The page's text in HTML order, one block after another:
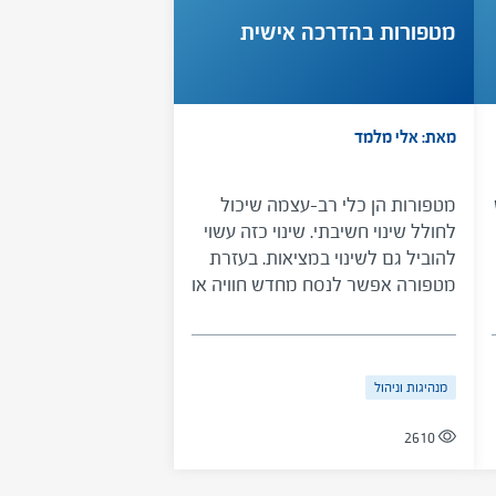
המדריך ישתמש בהבנות שרכש על
להתמודד עם הקשיים ולצמוח
מתוכם.
מטפורות בהדרכה אישית
מאת: אלי מלמד
מטפורות הן כלי רב-עצמה שיכול
לחולל שינוי חשיבתי. שינוי כזה עשוי
להוביל גם לשינוי במציאות. בעזרת
מטפורה אפשר לנסח מחדש חוויה או
אחרת. בצד הבהרה מהי חשיבה
לקוראים דרך להשתמש במטפורות
מורכבות או מציפות.
מנהיגות וניהול
2610